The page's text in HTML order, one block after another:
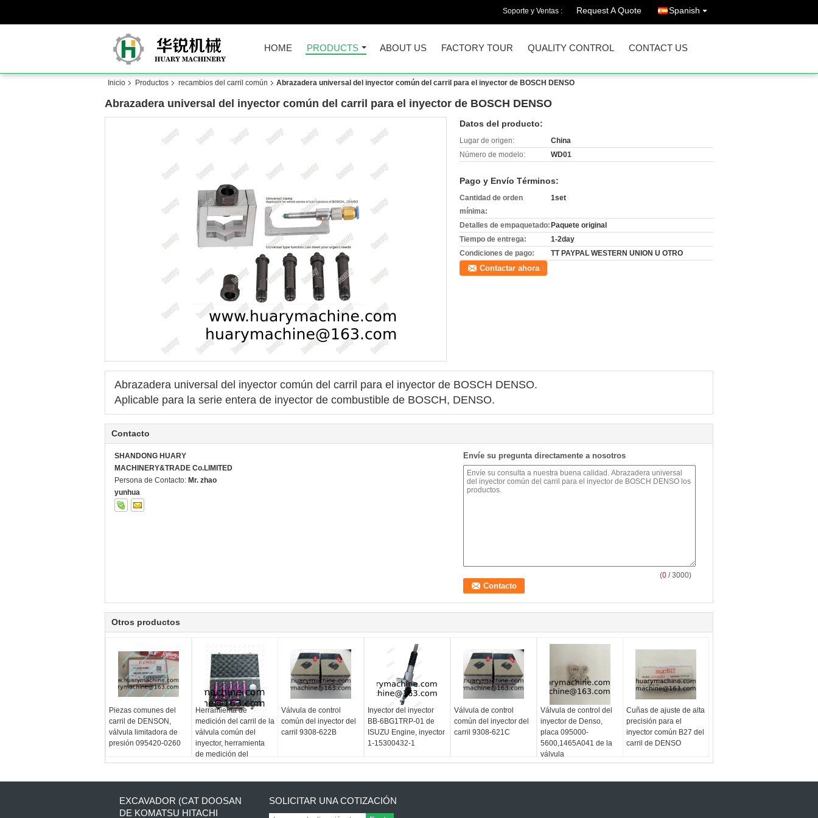
Soporte y Ventas : Request A Quote Spanish
HOME PRODUCTS ABOUT US FACTORY TOUR QUALITY CONTROL CONTACT US
Inicio Productos recambios del carril común Abrazadera universal del inyector común del carril para el inyector de BOSCH DENSO
Abrazadera universal del inyector común del carril para el inyector de BOSCH DENSO
Datos del producto:
Lugar de origen:
China
Número de modelo:
WD01
Pago y Envío Términos:
Cantidad de orden
mínima:
1set
Detalles de empaquetado: Paquete original
Tiempo de entrega:
1-2day
Condiciones de pago:
TT PAYPAL WESTERN UNION U OTRO
Contactar ahora
Abrazadera universal del inyector común del carril para el inyector de BOSCH DENSO.
Aplicable para la serie entera de inyector de combustible de BOSCH, DENSO.
Contacto
SHANDONG HUARY
MACHINERY&TRADE Co.LIMITED
Persona de Contacto: Mr. zhao
yunhua
Envíe su pregunta directamente a nosotros
(0 / 3000)
Otros productos
Piezas comunes del
carril de DENSON,
válvula limitadora de
presión 095420-0260
Herramienta de
medición del carril de la
válvula común del
inyector, herramienta
de medición del
movimiento común del
Válvula de control
común del inyector del
carril 9308-622B
Inyector del inyector
BB-6BG1TRP-01 de
ISUZU Engine, inyector
1-15300432-1
Válvula de control
común del inyector del
carril 9308-621C
Válvula de control del
inyector de Denso,
placa 095000-
5600,1465A041 de la
válvula
Cuñas de ajuste de alta
precisión para el
inyector común B27 del
carril de DENSO
EXCAVADOR (CAT DOOSAN
DE KOMATSU HITACHI
SOLICITAR UNA COTIZACIÓN